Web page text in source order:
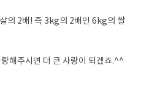
의 2배! 즉 3kg의 2배인 6kg의 쌀
해주시면 더 큰 사랑이 되겠죠.^^